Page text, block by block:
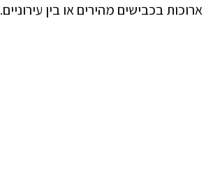
ארוכות בכבישים מהירים או בין עירוניים.